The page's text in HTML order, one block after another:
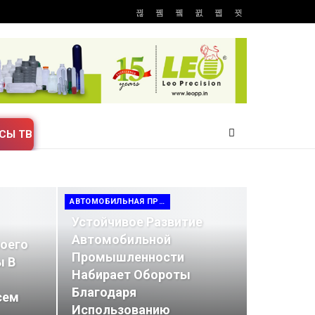
ТВ
В
АВТОМОБИЛЬНАЯ ПРОМЫШЛЕННОСТЬ
Устойчивое Развитие
Автомобильной
Промышленности
Набирает Обороты
Благодаря
Использованию